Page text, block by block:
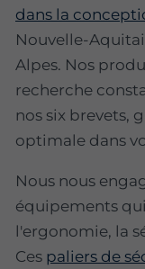
dans la
Nouvelle-
Alpes. Nos
recherche
nos six brevets,
optimale dans
Nous nous
équipements
l'ergonomie, la
Ces paliers de